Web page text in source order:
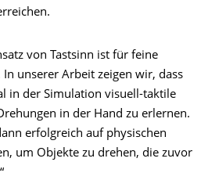
von Tastsinn ist für feine
unserer Arbeit zeigen wir, dass
in der Simulation visuell-taktile
in der Hand zu erlernen.
erfolgreich auf physischen
um Objekte zu drehen, die zuvor